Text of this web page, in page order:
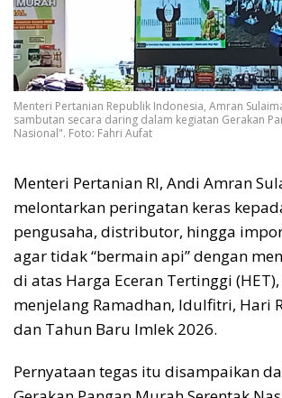
Menteri Pertanian Republik Indonesia, Amran
sambutan secara daring dalam kegiatan Gerakan
Nasional". Foto: Fahri Aufat
Menteri Pertanian RI, Andi Amran
melontarkan peringatan keras
pengusaha, distributor, hingga
agar tidak “bermain api” dengan
di atas Harga Eceran Tertinggi
menjelang Ramadhan, Idulfitri, Hari
dan Tahun Baru Imlek 2026.
Pernyataan tegas itu disampaikan